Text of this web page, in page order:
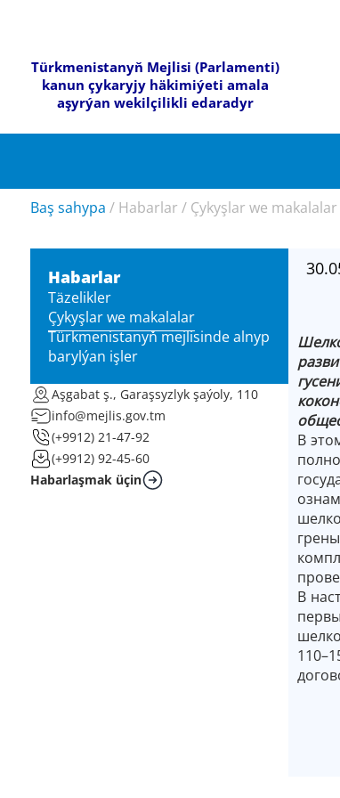
Türkmenistanyň Mejlisi (Parlamenti)
kanun çykaryjy häkimiýeti amala
aşyrýan wekilçilikli edaradyr
Baş sahypa / Habarlar / Çykyşlar we makalalar
Habarlar
Täzelikler
Çykyşlar we makalalar
Türkmenistanyň mejlisinde alnyp
barylýan işler
Aşgabat ş., Garaşsyzlyk şaýoly, 110
info@mejlis.gov.tm
(+9912) 21-47-92
(+9912) 92-45-60
Habarlaşmak üçin
В
В